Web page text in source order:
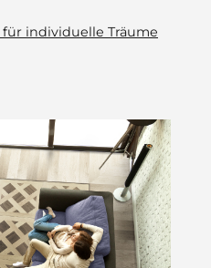
individuelle Träume